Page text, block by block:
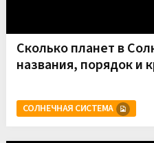
Сколько планет в
названия, порядок и
СОЛНЕЧНАЯ СИСТЕМА